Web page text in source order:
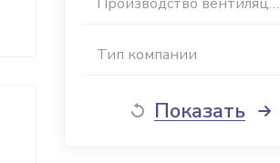
Тип компании
Показать